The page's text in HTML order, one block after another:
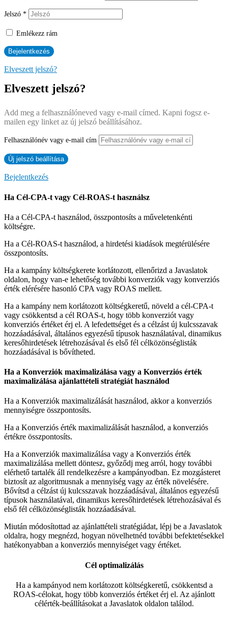
Jelszó *
Emlékezz rám
Elveszett jelszó?
Elveszett jelszó?
Add meg a felhasználóneved vagy e-mail címed. Kapni fogsz e-
mailen egy linket az új jelszó beállításához.
Felhasználónév vagy e-mail cím
Bejelentkezés
Ha Cél-CPA-t vagy Cél-ROAS-t használsz
Ha a Cél-CPA-t használod, összpontosíts a műveletenkénti
költségre.
Ha a Cél-ROAS-t használod, a hirdetési kiadások megtérülésére
összpontosíts.
Ha a kampány költségkerete korlátozott, ellenőrizd a Javaslatok
oldalon, hogy van-e lehetőség további konverziók vagy konverziós
érték elérésére hasonló CPA vagy ROAS mellett.
Ha a kampány nem korlátozott költségkeretű, növeld a cél-CPA-t
vagy csökkentsd a cél ROAS-t, hogy több konverziót vagy
konverziós értéket érj el. A lefedettséget és a célzást új kulcsszavak
hozzáadásával, általános egyezésű típusok használatával, dinamikus
keresőhirdetések létrehozásával és első fél célközönséglisták
hozzáadásával is bővítheted.
Ha a Konverziók maximalizálása vagy a Konverziós érték
maximalizálása ajánlattételi stratégiát használod
Ha a Konverziók maximalizálását használod, akkor a konverziós
mennyiségre összpontosíts.
Ha a Konverziós érték maximalizálását használod, a konverziós
értékre összpontosíts.
Ha a Konverziók maximalizálása vagy a Konverziós érték
maximalizálása mellett döntesz, győződj meg arról, hogy további
elérhető tartalék áll rendelkezésre a kampányodban. Ez mozgásteret
biztosít az algoritmusnak a mennyiség vagy az érték növelésére.
Bővítsd a célzást új kulcsszavak hozzáadásával, általános egyezésű
típusok használatával, dinamikus keresőhirdetések létrehozásával és
első fél célközönséglisták hozzáadásával.
Miután módosítottad az ajánlattételi stratégiádat, lépj be a Javaslatok
oldalra, hogy megnézd, hogyan növelhetnéd további befektetésekkel
hatékonyabban a konverziós mennyiséget vagy értéket.
Cél optimalizálás
Ha a kampányod nem korlátozott költségkeretű, csökkentsd a
ROAS-célokat, hogy több konverziós értéket érj el. Az ajánlott
célérték-beállításokat a Javaslatok oldalon találod.